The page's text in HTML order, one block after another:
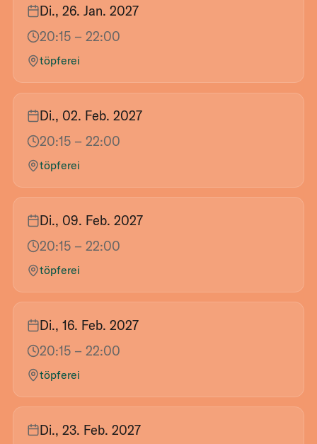
Di., 26. Jan. 2027
20:15 – 22:00
töpferei
Di., 02. Feb. 2027
20:15 – 22:00
töpferei
Di., 09. Feb. 2027
20:15 – 22:00
töpferei
Di., 16. Feb. 2027
20:15 – 22:00
töpferei
Di., 23. Feb. 2027